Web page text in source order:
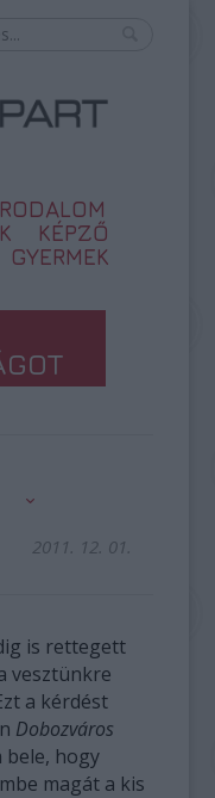
KÉPZŐ
GYERMEK
2011. 12. 01.
is rettegett
vesztünkre
a kérdést
Dobozváros
bele, hogy
magát a kis